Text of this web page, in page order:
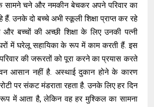
सामने चने और नमकीन बेचकर अपने परिवार का
उनके दो बच्चे अभी स्कूली शिक्षा प्राप्त कर रहे
बच्चों की अच्छी शिक्षा के लिए उनकी पत्नी
में घरेलू सहायिका के रूप में काम करती हैं. इस
की जरूरतों को पूरा करने का प्रयास करते
आसान नहीं है. अस्थाई दुकान होने के कारण
पर संकट मंडराता रहता है. उनके लिए हर दिन
में आता है, लेकिन वह हर मुश्किल का सामना